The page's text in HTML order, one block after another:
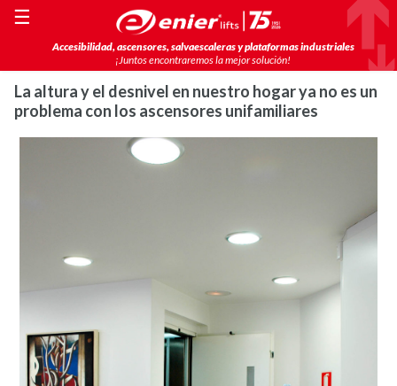
Accesibilidad, ascensores, salvaescaleras y plataformas industriales
¡Juntos encontraremos la mejor solución!
☰
La altura y el desnivel en nuestro hogar ya no es un
problema con los ascensores unifamiliares